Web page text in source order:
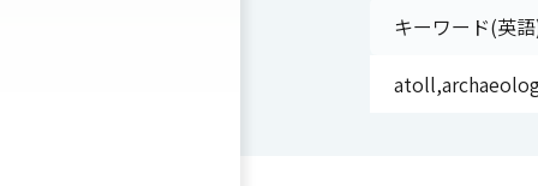
キーワード(英